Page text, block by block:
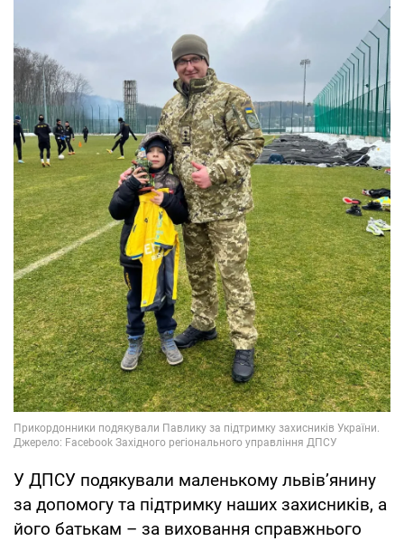
У ДПСУ подякували маленькому львів’янину
за допомогу та підтримку наших захисників, а
його батькам – за виховання справжнього